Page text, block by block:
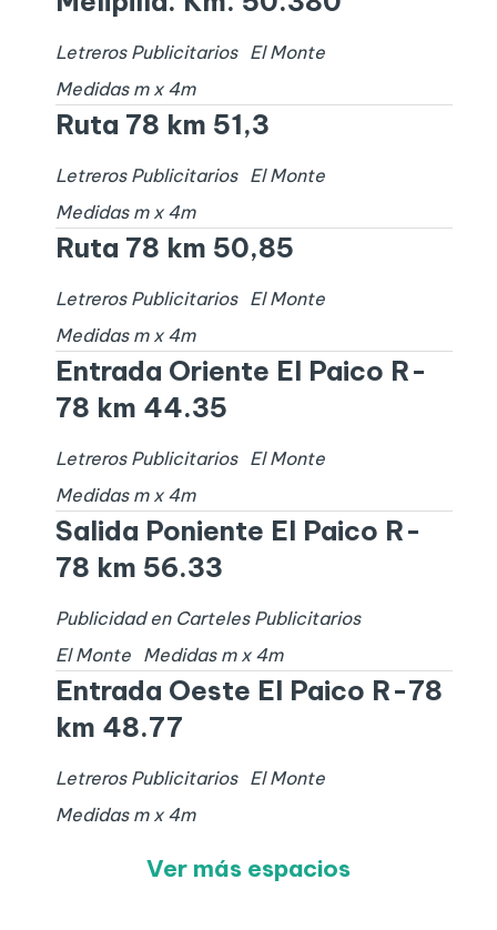
Letreros Publicitarios
El Monte
Medidas m x 4m
Ruta 78 km 51,3
Letreros Publicitarios
El Monte
Medidas m x 4m
Ruta 78 km 50,85
Letreros Publicitarios
El Monte
Medidas m x 4m
Entrada Oriente El Paico R-
78 km 44.35
Letreros Publicitarios
El Monte
Medidas m x 4m
Salida Poniente El Paico R-
78 km 56.33
Publicidad en Carteles Publicitarios
El Monte
Medidas m x 4m
Entrada Oeste El Paico R-78
km 48.77
Letreros Publicitarios
El Monte
Medidas m x 4m
Ver más espacios